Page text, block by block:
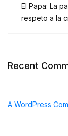
El Papa: La
respeto a la
Recent
A WordPress